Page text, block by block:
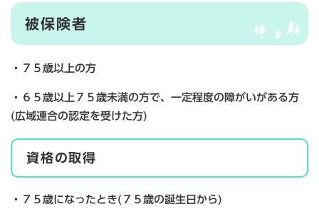
被保険者
・７５歳以上の方
・６５歳以上７５歳未満の方で、一定程度の障がいがある方
(広域連合の認定を受けた方)
資格の取得
・７５歳になったとき(７５歳の誕生日から)